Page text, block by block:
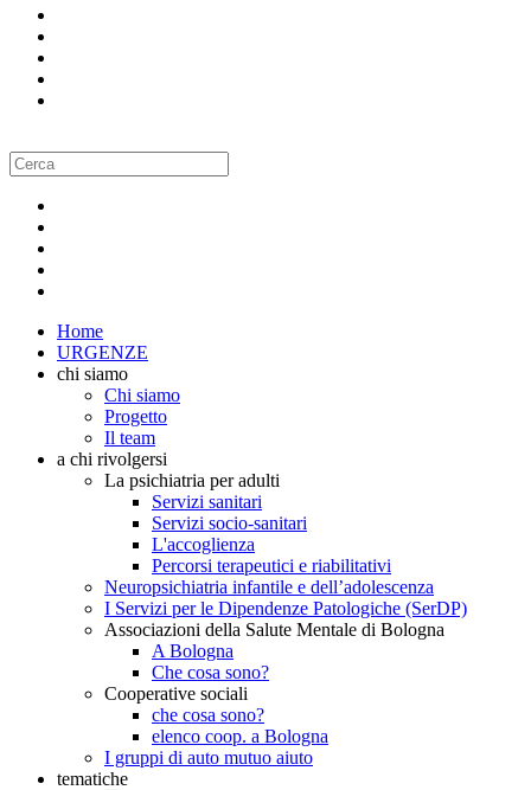
Home
URGENZE
chi siamo
Chi siamo
Progetto
Il team
a chi rivolgersi
La psichiatria per adulti
Servizi sanitari
Servizi socio-sanitari
L'accoglienza
Percorsi terapeutici e riabilitativi
Neuropsichiatria infantile e dell’adolescenza
I Servizi per le Dipendenze Patologiche (SerDP)
Associazioni della Salute Mentale di Bologna
A Bologna
Che cosa sono?
Cooperative sociali
che cosa sono?
elenco coop. a Bologna
I gruppi di auto mutuo aiuto
tematiche